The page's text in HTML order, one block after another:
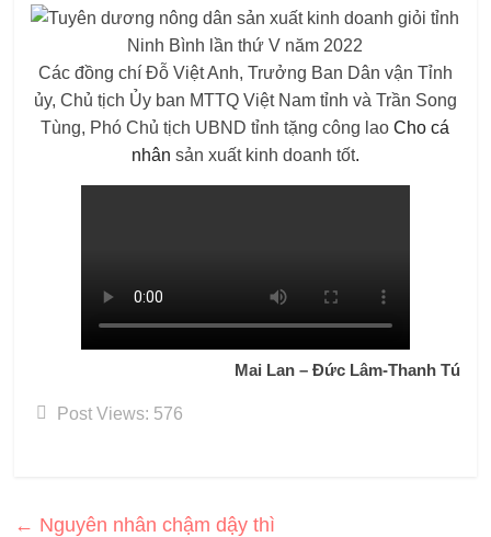
Các đồng chí Đỗ Việt Anh, Trưởng Ban Dân vận Tỉnh
ủy, Chủ tịch Ủy ban MTTQ Việt Nam tỉnh và Trần Song
Tùng, Phó Chủ tịch UBND tỉnh tặng công laoCho cá
nhân sản xuất kinh doanh tốt.
Mai Lan – Đức Lâm-Thanh Tú
Post Views: 576
← Nguyên nhân chậm dậy thì